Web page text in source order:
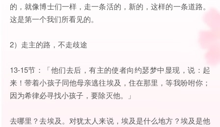
的，就像博士们一样，走一条活的，新的，这样的一条道路。
这是第一个我们所看见的。
2）走主的路，不走歧途
13-15节：「他们去后，有主的使者向约瑟梦中显现，说：起
来！带着小孩子同他母亲逃往埃及，住在那里，等我吩咐你；
因为希律必寻找小孩子，要除灭他。」
去哪里？去埃及。对犹太人来说，埃及是什么地方？埃及是他